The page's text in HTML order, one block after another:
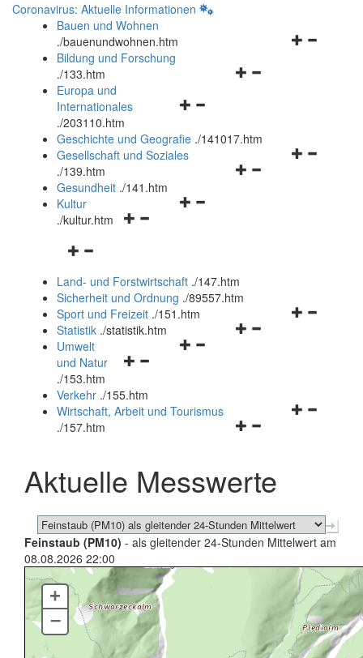
Coronavirus: Aktuelle Informationen
Bauen und Wohnen
./bauenundwohnen.htm
Navigationsmenü
Bildung und Forschung
./133.htm
Navigationsmenü
und
schließen
Europa und
Internationales
./203110.htm
Geschichte und Geografie ./141017.htm
Navigationsmenü
Gesellschaft und Soziales
./139.htm
Navigationsmenü
Gesundheit ./141.htm
Navigationsmenü
Kultur
./kultur.htm
Navigationsmenü
und
schließen
Land- und Forstwirtschaft ./147.htm
Sicherheit und Ordnung ./89557.htm
Navigationsmenü
Sport und Freizeit ./151.htm
Navigationsmenü
Statistik ./statistik.htm
Navigationsmenü
und
schließen
Umwelt
und Natur
./153.htm
Verkehr ./155.htm
Navigationsmenü
schließen
Wirtschaft, Arbeit und Tourismus
./157.htm
Aktuelle Messwerte
Feinstaub (PM10) - als gleitender 24-Stunden Mittelwert am
08.08.2026 22:00
+
–